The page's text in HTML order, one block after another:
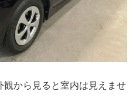
観から見ると室内は見えませ